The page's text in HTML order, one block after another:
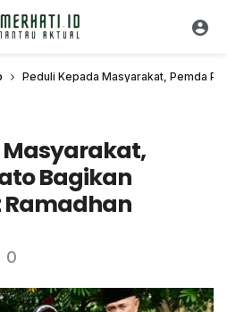
Peduli Kepada Masyarakat, Pemda
Masyarakat,
Bagikan
Ramadhan
0